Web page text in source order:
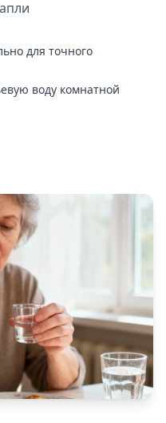
для точного
воду комнатной